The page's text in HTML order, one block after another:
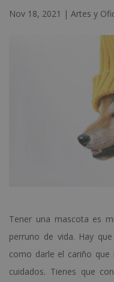
Nov 18, 2021 | Artes y
Tener una mascota es
perruno de vida. Hay
como darle el cariño que
cuidados. Tienes que